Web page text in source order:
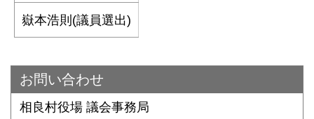
嶽本浩則(議員選出)
お問い合わせ
相良村役場 議会事務局